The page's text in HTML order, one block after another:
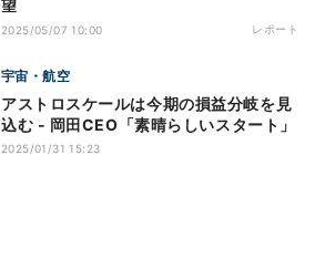
望
2025/05/07 10:00 レポート
宇宙・航空
アストロスケールは今期の損益分岐を見
込む - 岡田CEO「素晴らしいスタート」
2025/01/31 15:23